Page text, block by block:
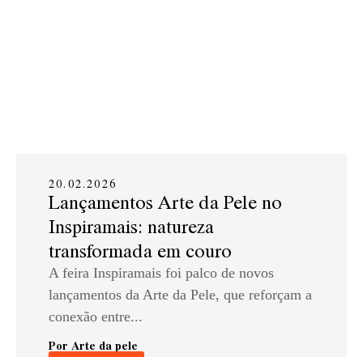
20.02.2026
Lançamentos Arte da Pele no
Inspiramais: natureza
transformada em couro
A feira Inspiramais foi palco de novos
lançamentos da Arte da Pele, que reforçam a
conexão entre...
Por Arte da pele